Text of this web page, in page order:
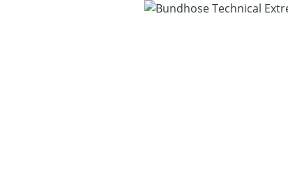
Bildergalerie überspringen